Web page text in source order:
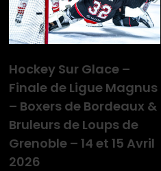
Hockey Sur Glace –
Finale de Ligue Magnus
– Boxers de Bordeaux &
Bruleurs de Loups de
Grenoble – 14 et 15 Avril
2026